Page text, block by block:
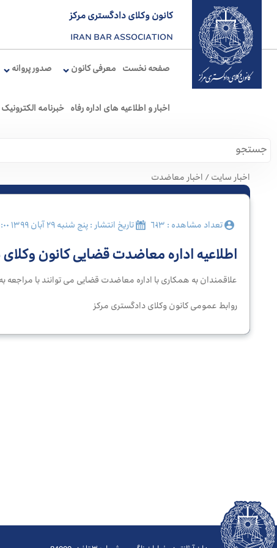
کانون وکلای دادگستری مرکز
IRAN BAR ASSOCIATION
صفحه نخست معرفی کانون صدور پروانه
اخبار و اطلاعیه های اداره رفاه خبرنامه الکترونیک
اخبار سایت / اخبار معاضدت
تعداد مشاهده : ٦٠١٣ تاریخ انتشار : پنج شنبه ٢٩ آبان ١٣٩٩ ١٤:٠٠:٠٠
اطلاعیه اداره معاضدت قضایی کانون
علاقمندان به همکاری با اداره معاضدت قضایی می توانند با
روابط عمومی کانون وکلای دادگستری مرکز
نخست
معرفی
صدور
پروانه
الکترونیک